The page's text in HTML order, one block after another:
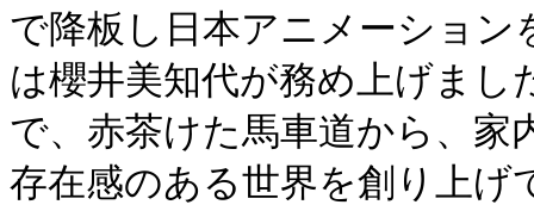
で降板し日本アニメーショ
は櫻井美知代が務め上げまし
で、赤茶けた馬車道から、家
存在感のある世界を創り上